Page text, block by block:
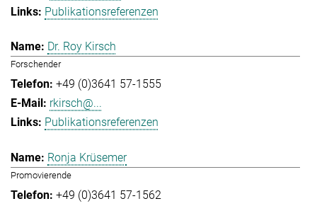
Publikationsreferenzen
Dr. Roy Kirsch
Forschender
+49 (0)3641 57-1555
rkirsch@...
Publikationsreferenzen
Ronja Krüsemer
Promovierende
+49 (0)3641 57-1562